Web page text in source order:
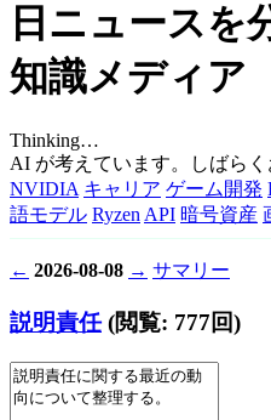
日ニュースを
知識メディア
Thinking…
AI が考えています。しばらく
NVIDIA キャリア ゲーム開発
語モデル RyzenAPI 暗号資産
← 2026-08-08 → サマリー
説明責任 (閲覧: 777回)